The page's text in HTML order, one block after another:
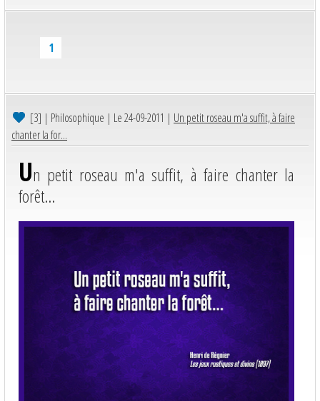
1
[3] | Philosophique | Le 24-09-2011 | Un petit roseau m'a suffit, à faire
chanter la for...
Un petit roseau m'a suffit, à faire chanter la
forêt...